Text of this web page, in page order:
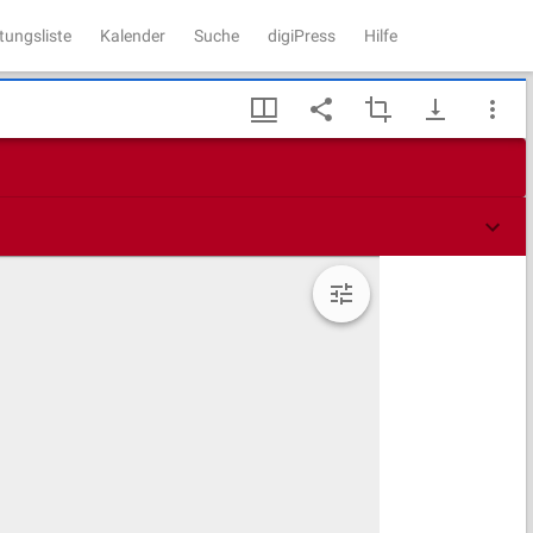
Kalender Suche digiPress Hilfe